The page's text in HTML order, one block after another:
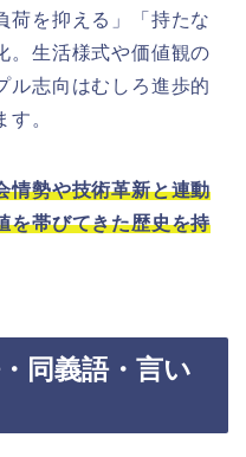
荷を抑える」「持たな
。生活様式や価値観の
ル志向はむしろ進歩的
。
情勢や技術革新と連動
を帯びてきた歴史を持
同義語・言い